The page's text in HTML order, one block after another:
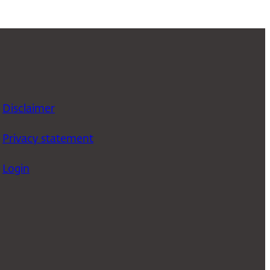
Disclaimer
Privacy statement
Login